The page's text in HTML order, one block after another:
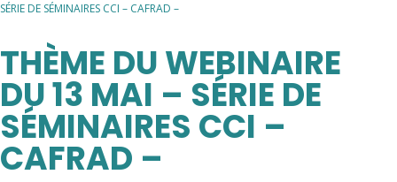
SÉRIE DE SÉMINAIRES CCI – CAFRAD –
THÈME DU WEBINAIRE
DU 13 MAI – SÉRIE DE
SÉMINAIRES CCI –
CAFRAD –